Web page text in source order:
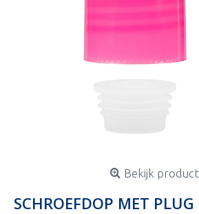
Bekijk product
SCHROEFDOP MET PLUG